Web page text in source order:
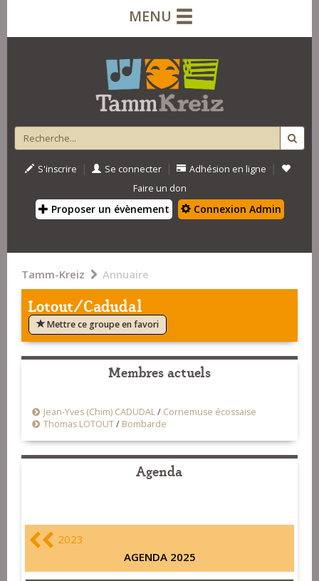
MENU
S'inscrire | Se connecter | Adhésion en ligne |
Faire un don
Proposer un évènement Connexion Admin
Tamm-Kreiz Annuaire
Lotout/Cadudal
Mettre ce groupe en favori
Membres actuels
Jean-Yves (Chim) CADUDAL/ Cornemuse écossaise
Thomas LOTOUT/ Bombarde
Agenda
2023
AGENDA 2025